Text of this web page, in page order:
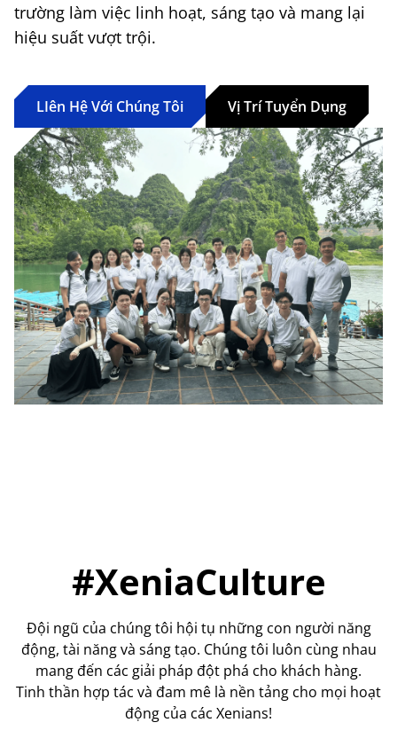
trường làm việc linh hoạt, sáng tạo và mang lại
hiệu suất vượt trội.
LIên Hệ Với Chúng Tôi Vị Trí Tuyển Dụng
#XeniaCulture
Đội ngũ của chúng tôi hội tụ những con người năng
động, tài năng và sáng tạo. Chúng tôi luôn cùng nhau
mang đến các giải pháp đột phá cho khách hàng.
Tinh thần hợp tác và đam mê là nền tảng cho mọi hoạt
động của các Xenians!